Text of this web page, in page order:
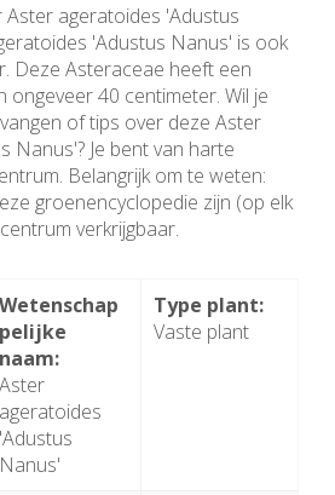
Aster ageratoides 'Adustus
'Adustus Nanus' is ook
Deze Asteraceae heeft een
ongeveer 40 centimeter. Wil je
of tips over deze Aster
Nanus'? Je bent van harte
Belangrijk om te weten:
groenencyclopedie zijn (op elk
verkrijgbaar.
Wetenschap
pelijke
naam:
Aster
ageratoides
'Adustus
Nanus'
Type plant:
Vaste plant